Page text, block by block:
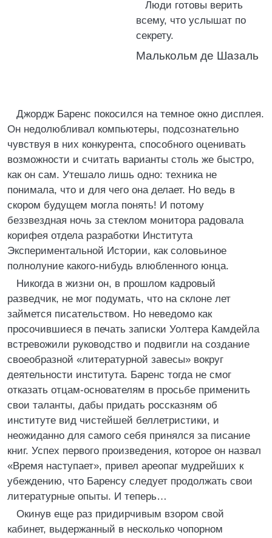
Люди готовы верить
всему, что услышат по
секрету.
Малькольм де Шазаль
Джордж Баренс покосился на темное окно дисплея.
Он недолюбливал компьютеры, подсознательно
чувствуя в них конкурента, способного оценивать
возможности и считать варианты столь же быстро,
как он сам. Утешало лишь одно: техника не
понимала, что и для чего она делает. Но ведь в
скором будущем могла понять! И потому
беззвездная ночь за стеклом монитора радовала
корифея отдела разработки Института
Экспериментальной Истории, как соловьиное
полнолуние какого-нибудь влюбленного юнца.
Никогда в жизни он, в прошлом кадровый
разведчик, не мог подумать, что на склоне лет
займется писательством. Но неведомо как
просочившиеся в печать записки Уолтера Камдейла
встревожили руководство и подвигли на создание
своеобразной «литературной завесы» вокруг
деятельности института. Баренс тогда не смог
отказать отцам-основателям в просьбе применить
свои таланты, дабы придать россказням об
институте вид чистейшей беллетристики, и
неожиданно для самого себя принялся за писание
книг. Успех первого произведения, которое он назвал
«Время наступает», привел ареопаг мудрейших к
убеждению, что Баренсу следует продолжать свои
литературные опыты. И теперь…
Окинув еще раз придирчивым взором свой
кабинет, выдержанный в несколько чопорном